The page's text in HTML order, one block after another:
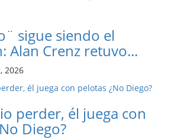
sigue siendo el
Alan Crenz retuvo...
2026
perder, él juega con
Diego?